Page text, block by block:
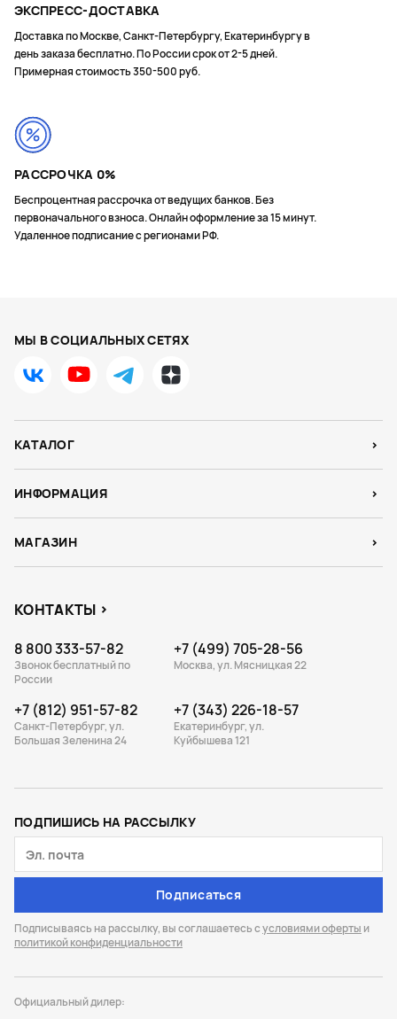
ЭКСПРЕСС-ДОСТАВКА
Доставка по Москве, Санкт-Петербургу, Екатеринбургу в
день заказа бесплатно. По России срок от 2-5 дней.
Примерная стоимость 350-500 руб.
РАССРОЧКА 0%
Беспроцентная рассрочка от ведущих банков. Без
первоначального взноса. Онлайн оформление за 15 минут.
Удаленное подписание с регионами РФ.
МЫ В СОЦИАЛЬНЫХ СЕТЯХ
КАТАЛОГ
ИНФОРМАЦИЯ
МАГАЗИН
КОНТАКТЫ
8 800 333-57-82
Звонок бесплатный по
России
+7 (499) 705-28-56
Москва, ул. Мясницкая 22
+7 (812) 951-57-82
Санкт-Петербург, ул.
Большая Зеленина 24
+7 (343) 226-18-57
Екатеринбург, ул.
Куйбышева 121
ПОДПИШИСЬ НА РАССЫЛКУ
Подписаться
Подписываясь на рассылку, вы соглашаетесь сусловиями оферты и
политикой конфиденциальности
Официальный дилер: